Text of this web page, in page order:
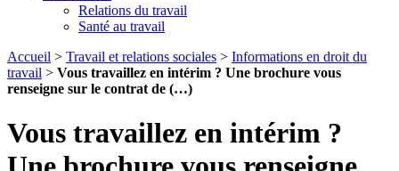
Relations du travail
Santé au travail
Accueil > Travail et relations sociales > Informations en droit du
travail > Vous travaillez en intérim ? Une brochure vous
renseigne sur le contrat de (…)
Vous travaillez en intérim ?